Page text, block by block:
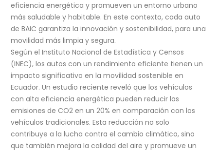
eficiencia energética y promueven un entorno urbano
más saludable y habitable. En este contexto, cada auto
de BAIC garantiza la innovación y sostenibilidad, para una
movilidad más limpia y segura.
Según el Instituto Nacional de Estadística y Censos
(INEC), los autos con un rendimiento eficiente tienen un
impacto significativo en la movilidad sostenible en
Ecuador. Un estudio reciente reveló que los vehículos
con alta eficiencia energética pueden reducir las
emisiones de CO2 en un 20% en comparación con los
vehículos tradicionales. Esta reducción no solo
contribuye a la lucha contra el cambio climático, sino
que también mejora la calidad del aire y promueve un